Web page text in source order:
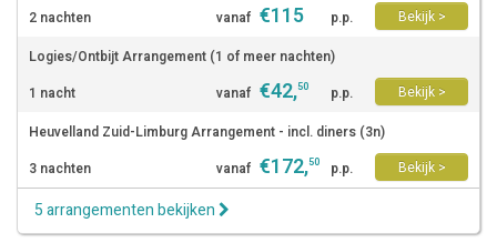
2 nachten
vanaf €115 p.p.
Bekijk >
Logies/Ontbijt Arrangement (1 of meer nachten)
1 nacht
vanaf €42,50 p.p.
Bekijk >
Heuvelland Zuid-Limburg Arrangement - incl. diners (3n)
3 nachten
vanaf €172,50 p.p. Bekijk >
5 arrangementen bekijken